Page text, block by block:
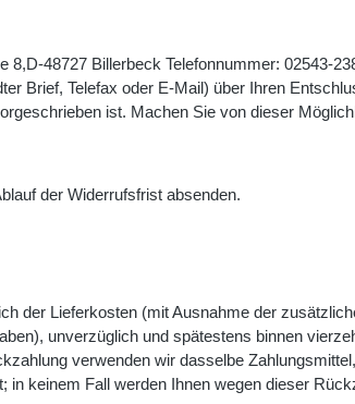
48727 Billerbeck Telefonnummer: 02543-
Brief, Telefax oder E-Mail) über Ihren
ist. Machen Sie von dieser
der Widerrufsfrist absenden.
der Lieferkosten (mit Ausnahme der
unverzüglich und spätestens binnen
verwenden wir dasselbe
keinem Fall werden Ihnen wegen dieser